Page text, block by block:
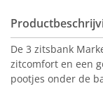
De 3 zitsbank
zitcomfort en een
pootjes onder de